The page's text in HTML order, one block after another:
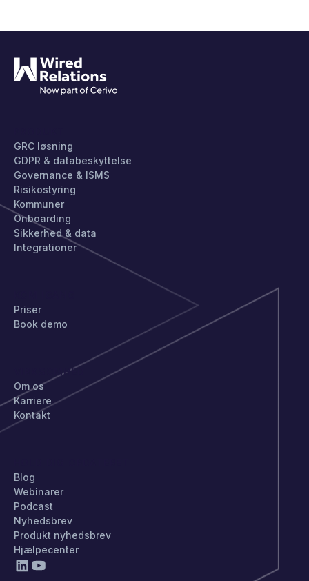
GRC løsning
GDPR & databeskyttelse
Governance & ISMS
Risikostyring
Kommuner
Onboarding
Sikkerhed & data
Integrationer
Priser
Book demo
VIRKSOMHED
Om os
Karriere
Kontakt
Blog
Webinarer
Podcast
Nyhedsbrev
Produkt nyhedsbrev
Hjælpecenter